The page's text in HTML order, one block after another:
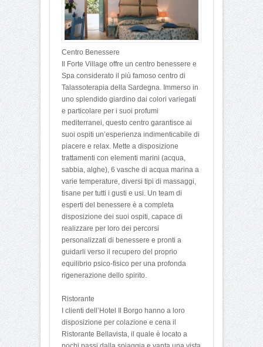
Centro Benessere
Il Forte Village offre un centro benessere e
Spa considerato il più famoso centro di
Talassoterapia della Sardegna. Immerso in
uno splendido giardino dai colori variegati
e particolare per i suoi profumi
mediterranei, questo centro garantisce ai
suoi ospiti un’esperienza indimenticabile di
piacere e relax. Mette a disposizione
trattamenti con elementi marini (acqua,
sabbia, alghe), 6 vasche di acqua marina a
varie temperature, diversi tipi di massaggi,
tisane per tutti i gusti e usi. Un team di
esperti del benessere è a completa
disposizione dei suoi ospiti, capace di
realizzare per loro dei percorsi
personalizzati di benessere e pronti a
guidarli verso il recupero del proprio
equilibrio psico-fisico per una profonda
rigenerazione dello spirito.
Ristorante
I clienti dell’Hotel Il Borgo hanno a loro
disposizione per colazione e cena il
Ristorante Bellavista, il quale è locato a